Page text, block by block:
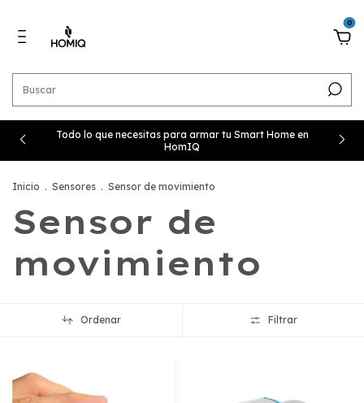
0
Todo lo que necesitas para armar tu Smart Home en
HomIQ
Inicio . Sensores . Sensor de movimiento
Sensor de
movimiento
Ordenar Filtrar